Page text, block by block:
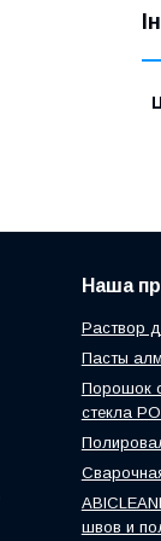
Наша
Раствор
Пасты
Порошок
стекла
швов и